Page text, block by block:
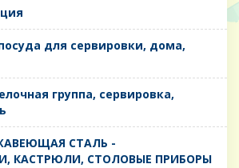
посуда для сервировки, дома,
группа, сервировка,
СТАЛЬ -
КАСТРЮЛИ, СТОЛОВЫЕ ПРИБОРЫ